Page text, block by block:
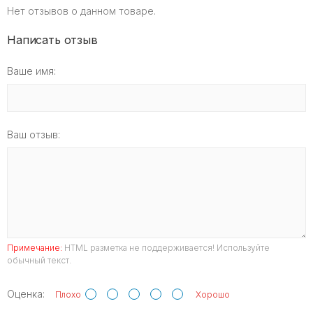
Нет отзывов о данном товаре.
Написать отзыв
Ваше имя:
Ваш отзыв:
Примечание: HTML разметка не поддерживается! Используйте
обычный текст.
Оценка: Плохо Хорошо